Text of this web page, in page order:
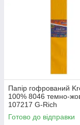
Папір гофрований
100% 8046 темно-
107217 G-Rich
Готово до відправки